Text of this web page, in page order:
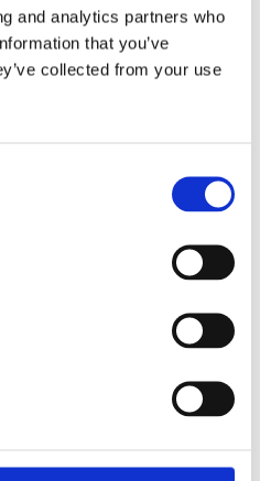
and analytics partners who
that you’ve
collected from your use
Tillverkare
i en snygg vit färg. Med
och bomull ligger
Polyester